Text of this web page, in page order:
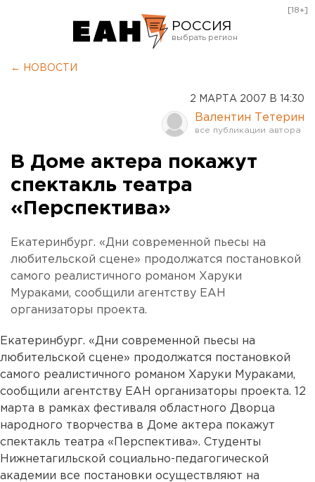
РОССИЯ
Курган
Оренбург
[18+]
← НОВОСТИ
2 МАРТА 2007 В 14:30
Валентин Тетерин
В Доме актера покажут
спектакль театра
«Перспектива»
Екатеринбург. «Дни современной пьесы на
любительской сцене» продолжатся постановкой
самого реалистичного романом Харуки
Мураками, сообщили агентству ЕАН
организаторы проекта.
Екатеринбург. «Дни современной пьесы на
любительской сцене» продолжатся постановкой
самого реалистичного романом Харуки Мураками,
сообщили агентству ЕАН организаторы проекта. 12
марта в рамках фестиваля областного Дворца
народного творчества в Доме актера покажут
спектакль театра «Перспектива». Студенты
Нижнетагильской социально-педагогической
академии все постановки осуществляют на